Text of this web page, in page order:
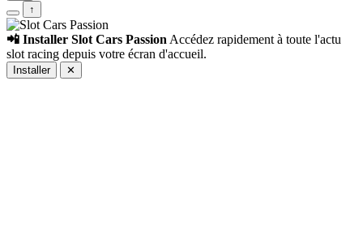
↑
📲 Installer Slot Cars Passion Accédez rapidement à toute l'actu
slot racing depuis votre écran d'accueil.
Installer ✕